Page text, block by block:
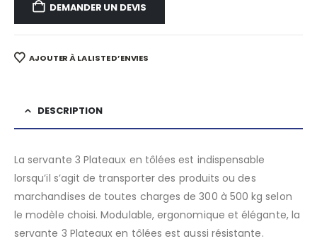
DEMANDER UN DEVIS
AJOUTER À LA LISTE D’ENVIES
DESCRIPTION
La servante 3 Plateaux en tôlées est indispensable
lorsqu’il s’agit de transporter des produits ou des
marchandises de toutes charges de 300 à 500 kg selon
le modèle choisi. Modulable, ergonomique et élégante, la
servante 3 Plateaux en tôlées est aussi résistante.